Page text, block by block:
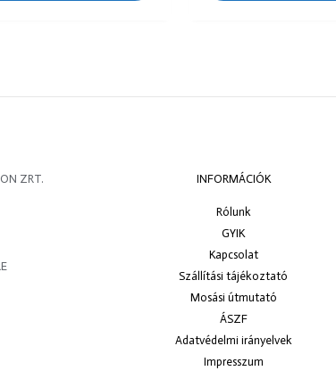
ZRT.
INFORMÁCIÓK
Rólunk
GYIK
Kapcsolat
Szállítási tájékoztató
Mosási útmutató
ÁSZF
Adatvédelmi irányelvek
Impresszum